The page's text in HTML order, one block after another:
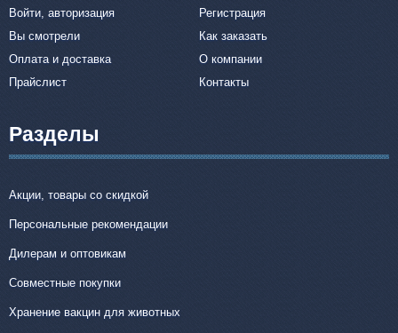
Войти, авторизация
Регистрация
Вы смотрели
Как заказать
Оплата и доставка
О компании
Прайслист
Контакты
Разделы
Акции, товары со скидкой
Персональные рекомендации
Дилерам и оптовикам
Совместные покупки
Хранение вакцин для животных